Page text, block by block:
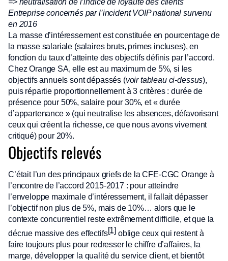
=> neutralisation de l’indice de loyauté des clients
Entreprise concernés par l’incident VOIP national survenu
en 2016
La masse d’intéressement est constituée en pourcentage de
la masse salariale (salaires bruts, primes incluses), en
fonction du taux d’atteinte des objectifs définis par l’accord.
Chez Orange SA, elle est au maximum de 5%, si les
objectifs annuels sont dépassés (voir tableau ci-dessus),
puis répartie proportionnellement à 3 critères : durée de
présence pour 50%, salaire pour 30%, et « durée
d’appartenance » (qui neutralise les absences, défavorisant
ceux qui créent la richesse, ce que nous avons vivement
critiqué) pour 20%.
Objectifs relevés
C’était l’un des principaux griefs de la CFE-CGC Orange à
l’encontre de l’accord 2015-2017 : pour atteindre
l’enveloppe maximale d’intéressement, il fallait dépasser
l’objectif non plus de 5%, mais de 10%… alors que le
contexte concurrentiel reste extrêmement difficile, et que la
décrue massive des effectifs[1] oblige ceux qui restent à
faire toujours plus pour redresser le chiffre d’affaires, la
marge, développer la qualité du service client, et bientôt